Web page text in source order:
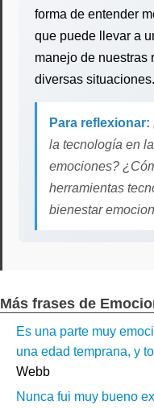
forma de entender
que puede llevar a
manejo de nuestras
diversas situaciones.
Para reflexionar:
la tecnología en
emociones?
herramientas
bienestar
Más frases de
Es una parte muy
una edad temprana, y
Webb
Nunca fui muy bueno